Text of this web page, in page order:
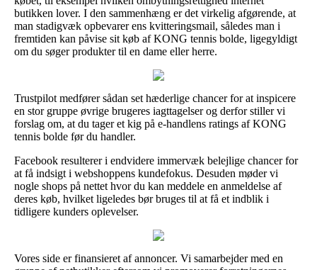
butikken lover. I den sammenhæng er det virkelig afgørende, at
man stadigvæk opbevarer ens kvitteringsmail, således man i
fremtiden kan påvise sit køb af KONG tennis bolde, ligegyldigt
om du søger produkter til en dame eller herre.
Trustpilot medfører sådan set hæderlige chancer for at inspicere
en stor gruppe øvrige brugeres iagttagelser og derfor stiller vi
forslag om, at du tager et kig på e-handlens ratings af KONG
tennis bolde før du handler.
Facebook resulterer i endvidere immervæk belejlige chancer for
at få indsigt i webshoppens kundefokus. Desuden møder vi
nogle shops på nettet hvor du kan meddele en anmeldelse af
deres køb, hvilket ligeledes bør bruges til at få et indblik i
tidligere kunders oplevelser.
Vores side er finansieret af annoncer. Vi samarbejder med en